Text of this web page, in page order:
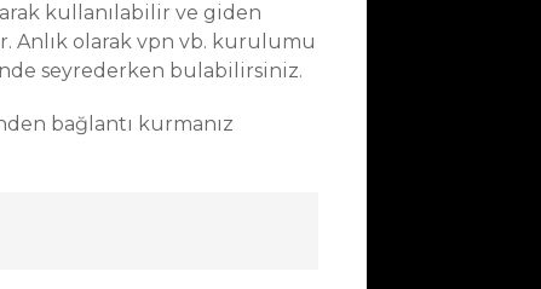
kullanılabilir ve giden
olarak vpn vb. kurulumu
seyrederken bulabilirsiniz.
bağlantı kurmanız